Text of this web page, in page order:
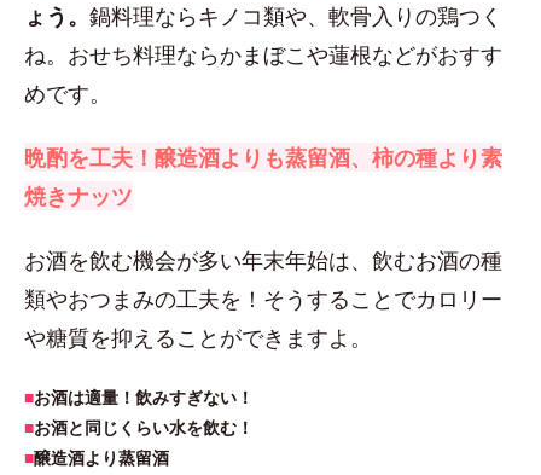
ょう。 鍋料理ならキノコ類や、軟骨入りの鶏つく
ね。おせち料理ならかまぼこや蓮根などがおすす
めです。
晩酌を工夫！醸造酒よりも蒸留酒、柿の種より素
焼きナッツ
お酒を飲む機会が多い年末年始は、飲むお酒の種
類やおつまみの工夫を！そうすることでカロリー
や糖質を抑えることができますよ。
■お酒は適量！飲みすぎない！
■お酒と同じくらい水を飲む！
■醸造酒より蒸留酒